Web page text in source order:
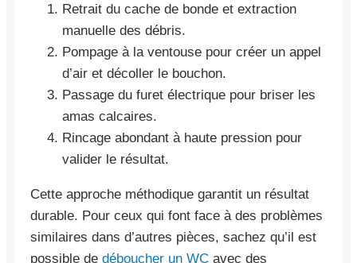
Retrait du cache de bonde et extraction
manuelle des débris.
Pompage à la ventouse pour créer un appel
d’air et décoller le bouchon.
Passage du furet électrique pour briser les
amas calcaires.
Rincage abondant à haute pression pour
valider le résultat.
Cette approche méthodique garantit un résultat
durable. Pour ceux qui font face à des problèmes
similaires dans d’autres pièces, sachez qu’il est
possible de déboucher un WC avec des